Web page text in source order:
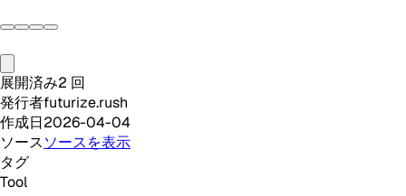
展開済み2 回
発行者futurize.rush
作成日2026-04-04
ソースソースを表示
タグ
Tool